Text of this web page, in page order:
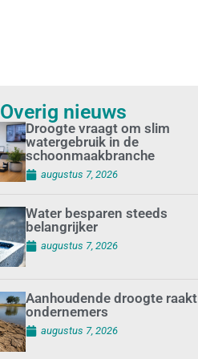
Overig nieuws
Droogte vraagt om slim
watergebruik in de
schoonmaakbranche
augustus 7, 2026
Water besparen steeds
belangrijker
augustus 7, 2026
Aanhoudende droogte raakt
ondernemers
augustus 7, 2026